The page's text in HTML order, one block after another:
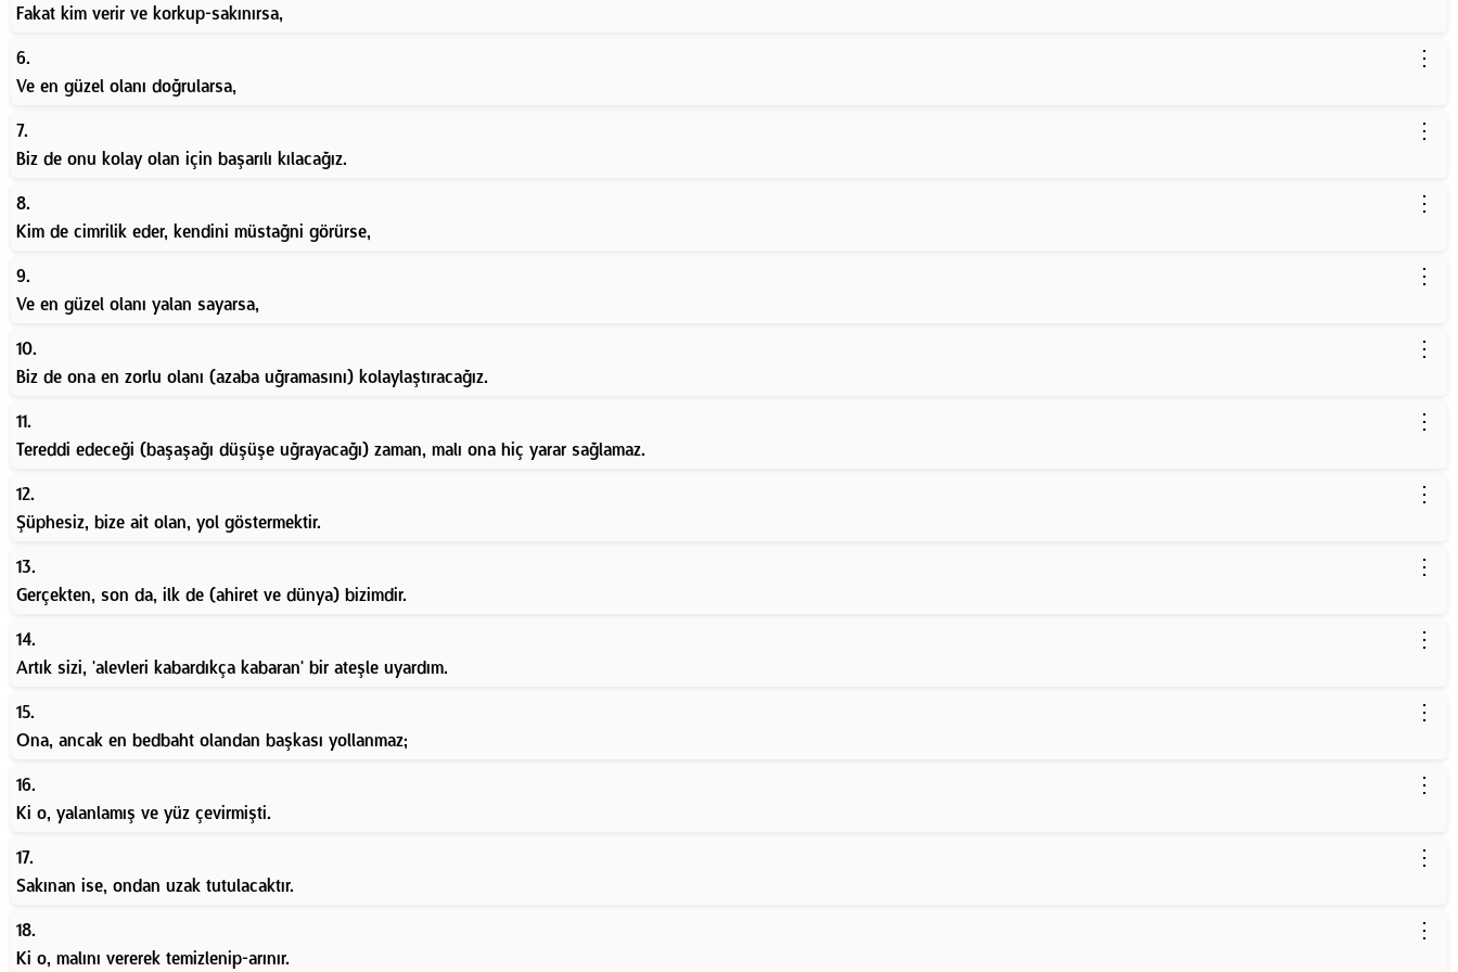
Fakat kim verir ve korkup-sakınırsa,
6. ⋮
Ve en güzel olanı doğrularsa,
7. ⋮
Biz de onu kolay olan için başarılı kılacağız.
8. ⋮
Kim de cimrilik eder, kendini müstağni görürse,
9. ⋮
Ve en güzel olanı yalan sayarsa,
10. ⋮
Biz de ona en zorlu olanı (azaba uğramasını) kolaylaştıracağız.
11. ⋮
Tereddi edeceği (başaşağı düşüşe uğrayacağı) zaman, malı ona hiç yarar sağlamaz.
12. ⋮
Şüphesiz, bize ait olan, yol göstermektir.
13. ⋮
Gerçekten, son da, ilk de (ahiret ve dünya) bizimdir.
14. ⋮
Artık sizi, 'alevleri kabardıkça kabaran' bir ateşle uyardım.
15. ⋮
Ona, ancak en bedbaht olandan başkası yollanmaz;
16. ⋮
Ki o, yalanlamış ve yüz çevirmişti.
17. ⋮
Sakınan ise, ondan uzak tutulacaktır.
18. ⋮
Ki o, malını vererek temizlenip-arınır.